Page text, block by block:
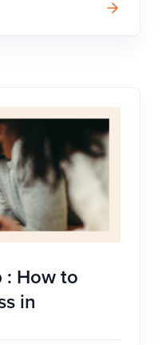
: How to
in